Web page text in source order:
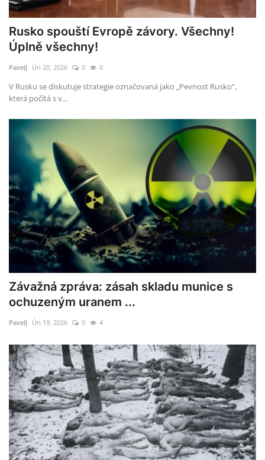
Rusko spouští Evropě závory. Všechny!
Úplně všechny!
PavelJ Ún 20, 2026 0 0
V Rusku se diskutuje strategie označovaná jako „Pevnost Rusko“,
která počítá s v...
Závažná zpráva: zásah skladu munice s
ochuzeným uranem ...
PavelJ Ún 19, 2026 0 4